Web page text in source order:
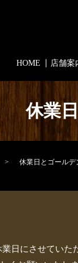
HOME 店舗案
休業
休業日とゴールデ
日にさせていた